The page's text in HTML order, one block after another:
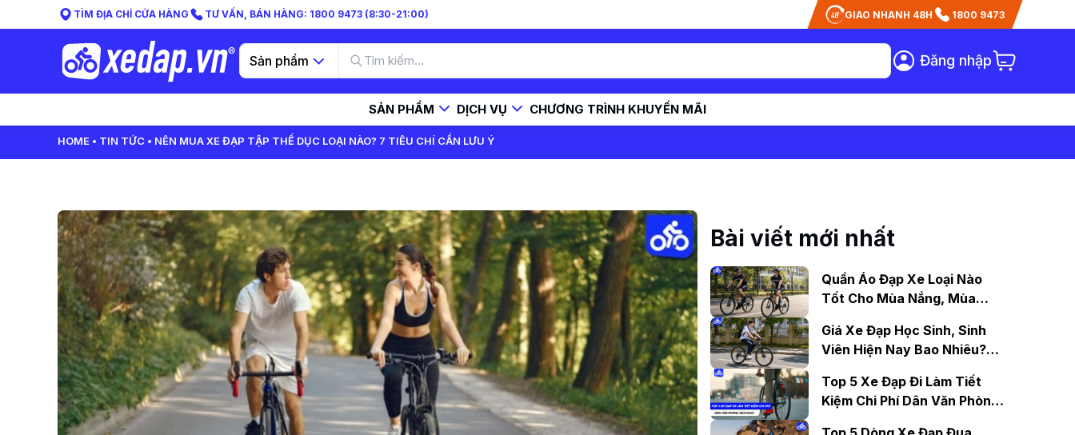
TÌM ĐỊA CHỈ CỬA HÀNG TƯ VẤN, BÁN HÀNG: 1800 9473 (8:30-21:00) GIAO NHANH 48H 1800 9473
Sản phẩm Đăng nhập
SẢN PHẨM DỊCH VỤ CHƯƠNG TRÌNH KHUYẾN MÃI
HOME TIN TỨC NÊN MUA XE ĐẠP TẬP THỂ DỤC LOẠI NÀO? 7 TIÊU CHÍ CẦN LƯU Ý
Bài viết mới nhất
Quần Áo Đạp Xe Loại Nào
Tốt Cho Mùa Nắng, Mùa
Giá Xe Đạp Học Sinh, Sinh
Viên Hiện Nay Bao Nhiêu?
Top 5 Xe Đạp Đi Làm Tiết
Kiệm Chi Phí Dân Văn Phòng